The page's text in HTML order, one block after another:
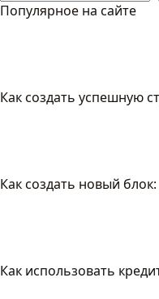
Популярное на сайте
Как создать успешную
Как создать новый
Как использовать